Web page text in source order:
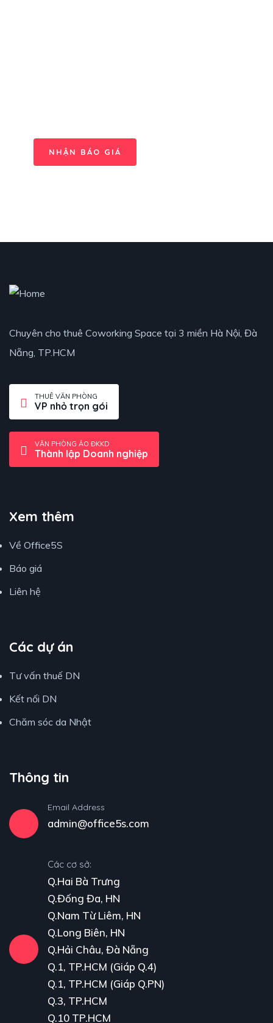
NHẬN BÁO GIÁ
Chuyên cho thuê Coworking Space tại 3 miền Hà Nội, Đà
Nẵng, TP.HCM
THUÊ VĂN PHÒNG
VP nhỏ trọn gói
VĂN PHÒNG ẢO ĐKKD
Thành lập Doanh nghiệp
Xem thêm
Về Office5S
Báo giá
Liên hệ
Các dự án
Tư vấn thuế DN
Kết nối DN
Chăm sóc da Nhật
Thông tin
Email Address
admin@office5s.com
Các cơ sở:
Q.Hai Bà Trưng
Q.Đống Đa, HN
Q.Nam Từ Liêm, HN
Q.Long Biên, HN
Q.Hải Châu, Đà Nẵng
Q.1, TP.HCM (Giáp Q.4)
Q.1, TP.HCM (Giáp Q.PN)
Q.3, TP.HCM
Q.10 TP.HCM